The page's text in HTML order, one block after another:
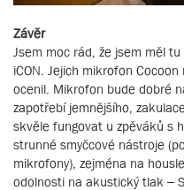
Závěr
Jsem moc rád, že jsem měl
iCON. Jejich mikrofon
ocenil. Mikrofon bude dobré
zapotřebí jemnějšího,
skvěle fungovat u zpěváků s
strunné smyčcové nástroje
mikrofony), zejména na
odolnosti na akustický tlak –